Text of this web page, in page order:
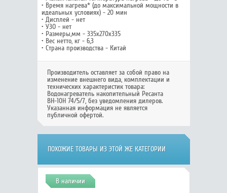
• Время нагрева* (до максимальной мощности в
идеальных условиях) - 20 мин
• Дисплей - нет
• УЗО - нет
• Размеры,мм - 335х270х335
• Вес нетто, кг - 6,3
• Страна производства - Китай
Производитель оставляет за собой право на
изменение внешнего вида, комплектации и
технических характеристик товара:
Водонагреватель накопительный Ресанта
ВН-10Н 74/5/7, без уведомления дилеров.
Указанная информация не является
публичной офертой.
ПОХОЖИЕ ТОВАРЫ ИЗ ЭТОЙ ЖЕ КАТЕГОРИИ
В наличии